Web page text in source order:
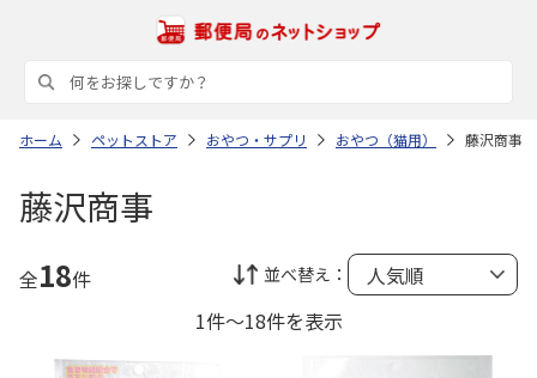
ホーム ペットストア おやつ・サプリ おやつ（猫用） 藤沢商事
藤沢商事
全18件 並べ替え：
1件～18件を表示